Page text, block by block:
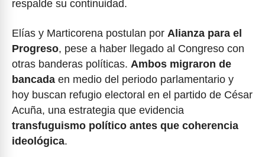
respalde su continuidad.
Elías y Marticorena postulan por Alianza para el
Progreso, pese a haber llegado al Congreso con
otras banderas políticas. Ambos migraron de
bancada en medio del periodo parlamentario y
hoy buscan refugio electoral en el partido de César
Acuña, una estrategia que evidencia
transfuguismo político antes que coherencia
ideológica.